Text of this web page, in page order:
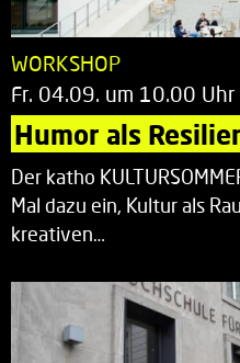
WORKSHOP
Fr. 04.09. um 10.00 Uhr
Humor als
Der katho
Mal dazu ein, Kultur als
kreativen…